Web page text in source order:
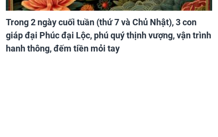
Trong 2 ngày cuối tuần (thứ 7 và Chủ Nhật), 3 con
giáp đại Phúc đại Lộc, phú quý thịnh vượng, vận trình
hanh thông, đếm tiền mỏi tay